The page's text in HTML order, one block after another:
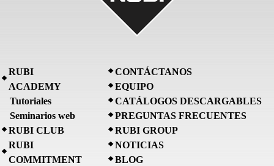
RUBI
ACADEMY
Tutoriales
Seminarios web
RUBI CLUB
RUBI
COMMITMENT
CONTÁCTANOS
EQUIPO
CATÁLOGOS DESCARGABLES
PREGUNTAS FRECUENTES
RUBI GROUP
NOTICIAS
BLOG